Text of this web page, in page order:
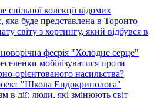
спільної колекції відомих
яка буде представлена в Торонто
світу з хортингу, який відбувся в
феєрія "Холодне серце"
мобілізуватися проти
орієнтованого насильства?
"Школа Ендокринолога"
в дії: люди, які змінюють світ